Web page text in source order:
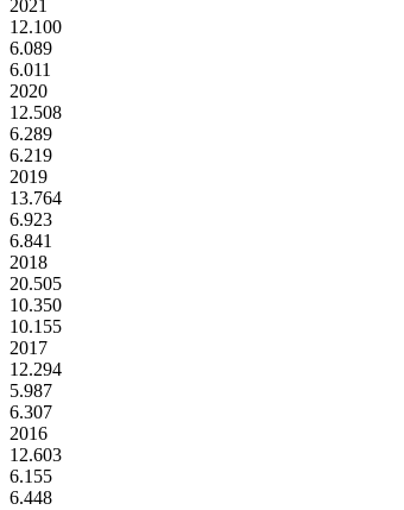
2021
12.100
6.089
6.011
2020
12.508
6.289
6.219
2019
13.764
6.923
6.841
2018
20.505
10.350
10.155
2017
12.294
5.987
6.307
2016
12.603
6.155
6.448